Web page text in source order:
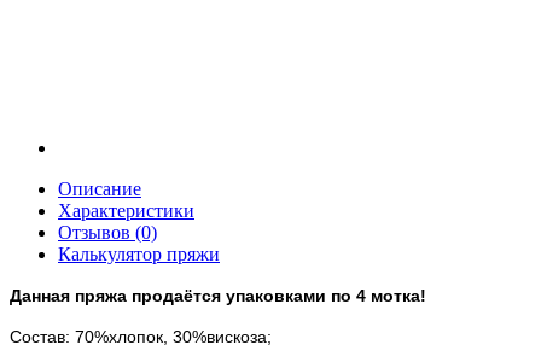
Описание
Характеристики
Отзывов (0)
Калькулятор пряжи
Данная пряжа продаётся упаковками по 4 мотка!
Состав: 70%хлопок, 30%вискоза;